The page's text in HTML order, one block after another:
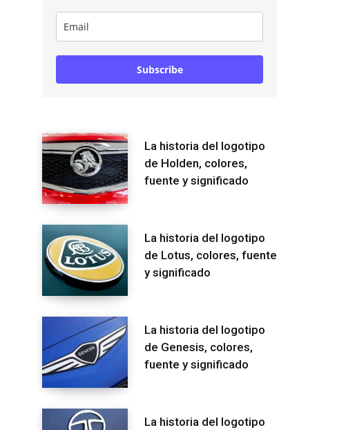
Subscribe
La historia del logotipo
de Holden, colores,
fuente y significado
La historia del logotipo
de Lotus, colores, fuente
y significado
La historia del logotipo
de Genesis, colores,
fuente y significado
La historia del logotipo